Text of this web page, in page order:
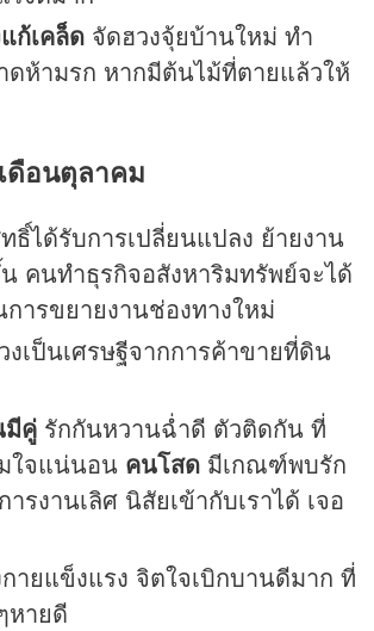
ก้เคล็ด จัดฮวงจุ้ยบ้านใหม่ ทำ
ดห้ามรก หากมีต้นไม้ที่ตายแล้วให้
ดือนตุลาคม
ธิ์ได้รับการเปลี่ยนแปลง ย้ายงาน
คนทำธุรกิจอสังหาริมทรัพย์จะได้
ารขยายงานช่องทางใหม่
งเป็นเศรษฐีจากการค้าขายที่ดิน
คู่ รักกันหวานฉ่ำดี ตัวติดกัน ที่
ใจแน่นอน คนโสด มีเกณฑ์พบรัก
รงานเลิศ นิสัยเข้ากับเราได้ เจอ
กายแข็งแรง จิตใจเบิกบานดีมาก ที่
หายดี